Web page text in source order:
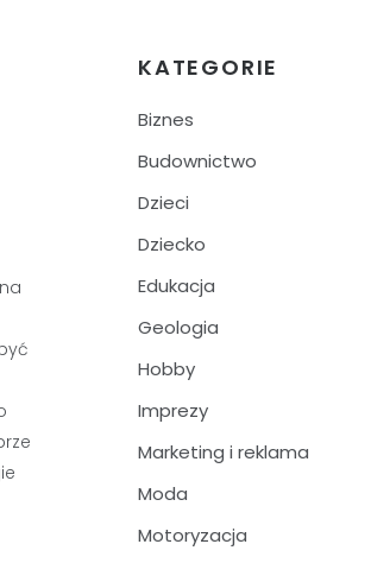
KATEGORIE
Biznes
Budownictwo
Dzieci
Dziecko
Edukacja
Geologia
Hobby
Imprezy
Marketing i reklama
Moda
Motoryzacja